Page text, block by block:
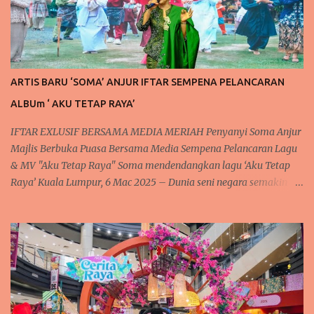
ARTIS BARU ‘SOMA’ ANJUR IFTAR SEMPENA PELANCARAN
ALBUm ‘ AKU TETAP RAYA’
IFTAR EXLUSIF BERSAMA MEDIA MERIAH Penyanyi Soma Anjur
Majlis Berbuka Puasa Bersama Media Sempena Pelancaran Lagu
& MV "Aku Tetap Raya" Soma mendendangkan lagu ‘Aku Tetap
Raya’ Kuala Lumpur, 6 Mac 2025 – Dunia seni negara semakin
setiap kali menjelang syawal. Tidak terlepas juga kepada
penyanyi baharu tanahair, Soma atau nama aslinya Rosmah S.
Sengari @ Basar, yang berpengalaman dalam dunia seni. Sering
mendendangkan lagu dengan suaranya yang lunak merdu. Soma
telah mengadakan majlis berbuka puasa "Iftar Media Gathering"